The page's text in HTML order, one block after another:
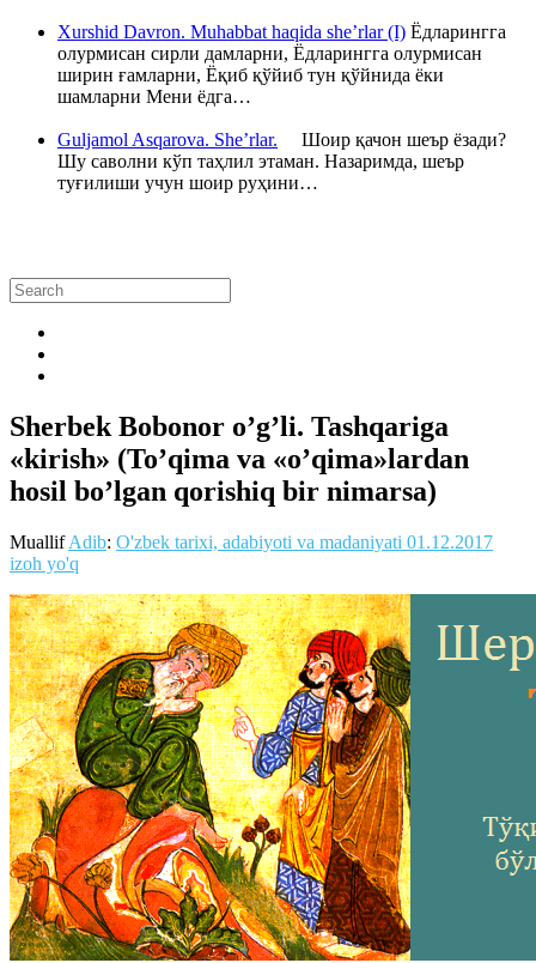
Xurshid Davron. Muhabbat haqida she’rlar (I) Ёдларингга
олурмисан сирли дамларни, Ёдларингга олурмисан
ширин ғамларни, Ёқиб қўйиб тун қўйнида ёки
шамларни Мени ёдга…
Guljamol Asqarova. She’rlar. Шоир қачон шеър ёзади?
Шу саволни кўп таҳлил этаман. Назаримда, шеър
туғилиши учун шоир руҳини…
Sherbek Bobonor o’g’li. Tashqariga
«kirish» (To’qima va «o’qima»lardan
hosil bo’lgan qorishiq bir nimarsa)
MuallifAdib: O'zbek tarixi, adabiyoti va madaniyati 01.12.2017
izoh yo'q